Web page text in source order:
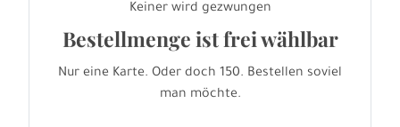
Keiner wird gezwungen
Bestellmenge ist frei wählbar
Nur eine Karte. Oder doch 150. Bestellen soviel
man möchte.